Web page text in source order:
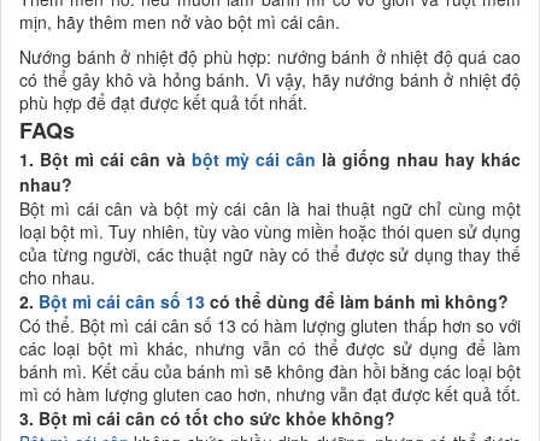
mịn, hãy thêm men nở vào bột mì cái cân.
Nướng bánh ở nhiệt độ phù hợp: nướng bánh ở nhiệt độ quá cao
có thể gây khô và hỏng bánh. Vì vậy, hãy nướng bánh ở nhiệt độ
phù hợp để đạt được kết quả tốt nhất.
FAQs
1. Bột mì cái cân và bột mỳ cái cân là giống nhau hay khác
nhau?
Bột mì cái cân và bột mỳ cái cân là hai thuật ngữ chỉ cùng một
loại bột mì. Tuy nhiên, tùy vào vùng miền hoặc thói quen sử dụng
của từng người, các thuật ngữ này có thể được sử dụng thay thế
cho nhau.
2. Bột mì cái cân số 13 có thể dùng để làm bánh mì không?
Có thể. Bột mì cái cân số 13 có hàm lượng gluten thấp hơn so với
các loại bột mì khác, nhưng vẫn có thể được sử dụng để làm
bánh mì. Kết cấu của bánh mì sẽ không đàn hồi bằng các loại bột
mì có hàm lượng gluten cao hơn, nhưng vẫn đạt được kết quả tốt.
3. Bột mì cái cân có tốt cho sức khỏe không?